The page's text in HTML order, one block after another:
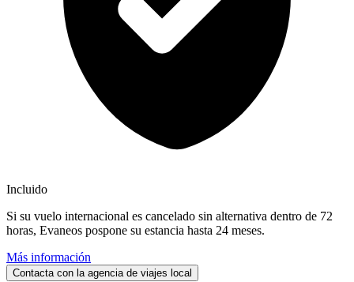
Incluido
Si su vuelo internacional es cancelado sin alternativa dentro de 72
horas, Evaneos pospone su estancia hasta 24 meses.
Más información
Contacta con la agencia de viajes local